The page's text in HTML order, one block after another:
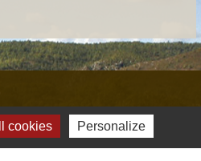
Verdon
cookies Personalize